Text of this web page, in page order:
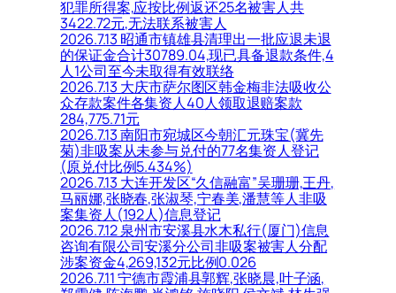
犯罪所得案,应按比例返还25名被害人共
3422.72元,无法联系被害人
2026.7.13 昭通市镇雄县清理出一批应退未退
的保证金合计30789.04,现已具备退款条件,4
人1公司至今未取得有效联络
2026.7.13 大庆市萨尔图区韩金梅非法吸收公
众存款案件各集资人40人领取退赔案款
284,775.71元
2026.7.13 南阳市宛城区今朝汇元珠宝(冀先
菊)非吸案从未参与兑付的77名集资人登记
(原兑付比例5.434%)
2026.7.13 大连开发区“久信融富”吴珊珊,王丹,
马丽娜,张晓春,张淑琴,宁春美,潘慧等人非吸
案集资人(192人)信息登记
2026.7.12 泉州市安溪县水木私行(厦门)信息
咨询有限公司安溪分公司非吸案被害人分配
涉案资金4,269,132元比例0.026
2026.7.11 宁德市霞浦县郭辉,张晓晨,叶子涵,